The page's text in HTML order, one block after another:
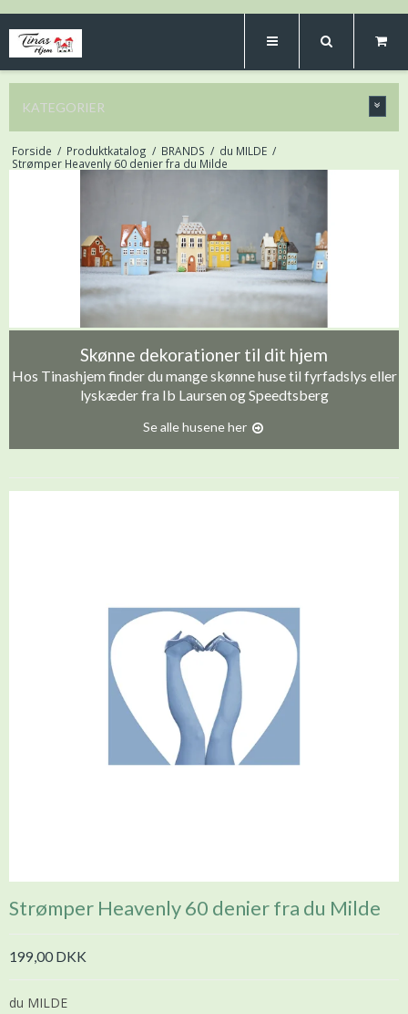
KATEGORIER
Forside / Produktkatalog / BRANDS / du MILDE /
Strømper Heavenly 60 denier fra du Milde
Skønne dekorationer til dit hjem
Hos Tinashjem finder du mange skønne huse til fyrfadslys eller
lyskæder fra Ib Laursen og Speedtsberg
Se alle husene her
Strømper Heavenly 60 denier fra du Milde
199,00 DKK
du MILDE